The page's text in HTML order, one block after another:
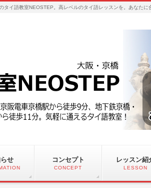
タイ語教室NEOSTEP。高レベルのタイ語レッスンを。あなたに
せ コンセプト
CONCEPT
レッスン紹
LESSON